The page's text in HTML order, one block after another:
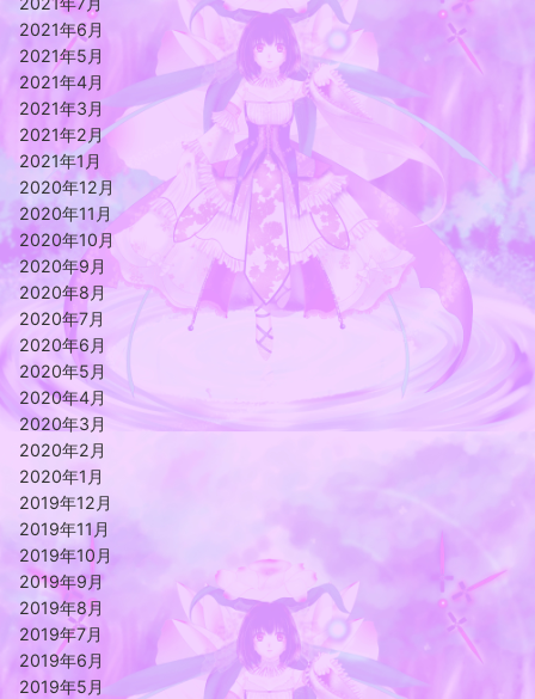
2021年6月
2021年5月
2021年4月
2021年3月
2021年2月
2021年1月
2020年12月
2020年11月
2020年10月
2020年9月
2020年8月
2020年7月
2020年6月
2020年5月
2020年4月
2020年3月
2020年2月
2020年1月
2019年12月
2019年11月
2019年10月
2019年9月
2019年8月
2019年7月
2019年6月
2019年5月